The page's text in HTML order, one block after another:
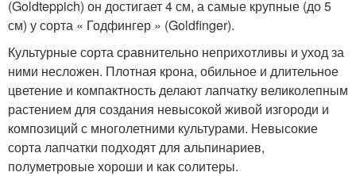
(Goldteppich) он достигает 4 см, а самые крупные (до 5
см) у сорта « Годфингер » (Goldfinger).
Культурные сорта сравнительно неприхотливы и уход за
ними несложен. Плотная крона, обильное и длительное
цветение и компактность делают лапчатку великолепным
растением для создания невысокой живой изгороди и
композиций с многолетними культурами. Невысокие
сорта лапчатки подходят для альпинариев,
полуметровые хороши и как солитеры.